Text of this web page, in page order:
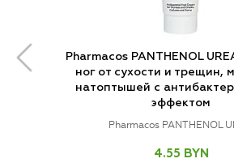
Pharmacos PANTHENOL
ног от сухости и трещин,
натоптышей с
эффектом
Pharmacos PANTHENOL
4.55 BYN